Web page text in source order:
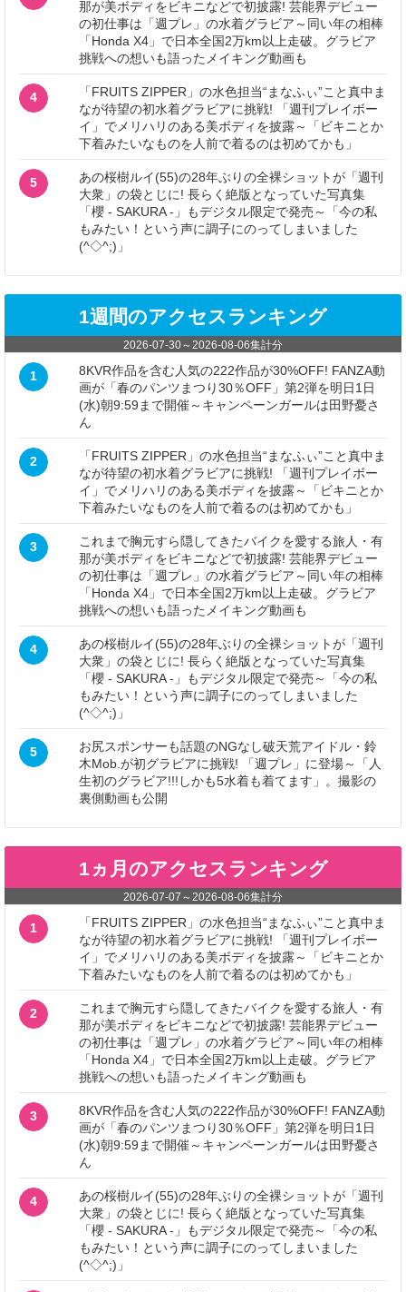
那が美ボディをビキニなどで初披露! 芸能界デビュー
の初仕事は「週プレ」の水着グラビア～同い年の相棒
「Honda X4」で日本全国2万km以上走破。グラビア
挑戦への想いも語ったメイキング動画も
4
「FRUITS ZIPPER」の水色担当“まなふぃ”こと真中ま
なが待望の初水着グラビアに挑戦! 「週刊プレイボー
イ」でメリハリのある美ボディを披露～「ビキニとか
下着みたいなものを人前で着るのは初めてかも」
5
あの桜樹ルイ(55)の28年ぶりの全裸ショットが「週刊
大衆」の袋とじに! 長らく絶版となっていた写真集
「櫻 - SAKURA -」もデジタル限定で発売～「今の私
もみたい！という声に調子にのってしまいました
(^◇^;)」
1週間のアクセスランキング
2026-07-30～2026-08-06集計分
1
8KVR作品を含む人気の222作品が30%OFF! FANZA動
画が「春のパンツまつり30％OFF」第2弾を明日1日
(水)朝9:59まで開催～キャンペーンガールは田野憂さ
ん
2
「FRUITS ZIPPER」の水色担当“まなふぃ”こと真中ま
なが待望の初水着グラビアに挑戦! 「週刊プレイボー
イ」でメリハリのある美ボディを披露～「ビキニとか
下着みたいなものを人前で着るのは初めてかも」
3
これまで胸元すら隠してきたバイクを愛する旅人・有
那が美ボディをビキニなどで初披露! 芸能界デビュー
の初仕事は「週プレ」の水着グラビア～同い年の相棒
「Honda X4」で日本全国2万km以上走破。グラビア
挑戦への想いも語ったメイキング動画も
4
あの桜樹ルイ(55)の28年ぶりの全裸ショットが「週刊
大衆」の袋とじに! 長らく絶版となっていた写真集
「櫻 - SAKURA -」もデジタル限定で発売～「今の私
もみたい！という声に調子にのってしまいました
(^◇^;)」
5
お尻スポンサーも話題のNGなし破天荒アイドル・鈴
木Mob.が初グラビアに挑戦! 「週プレ」に登場～「人
生初のグラビア!!!しかも5水着も着てます」。撮影の
裏側動画も公開
1ヵ月のアクセスランキング
2026-07-07 ～2026-08-06集計分
1
「FRUITS ZIPPER」の水色担当“まなふぃ”こと真中ま
なが待望の初水着グラビアに挑戦! 「週刊プレイボー
イ」でメリハリのある美ボディを披露～「ビキニとか
下着みたいなものを人前で着るのは初めてかも」
2
これまで胸元すら隠してきたバイクを愛する旅人・有
那が美ボディをビキニなどで初披露! 芸能界デビュー
の初仕事は「週プレ」の水着グラビア～同い年の相棒
「Honda X4」で日本全国2万km以上走破。グラビア
挑戦への想いも語ったメイキング動画も
3
8KVR作品を含む人気の222作品が30%OFF! FANZA動
画が「春のパンツまつり30％OFF」第2弾を明日1日
(水)朝9:59まで開催～キャンペーンガールは田野憂さ
ん
4
あの桜樹ルイ(55)の28年ぶりの全裸ショットが「週刊
大衆」の袋とじに! 長らく絶版となっていた写真集
「櫻 - SAKURA -」もデジタル限定で発売～「今の私
もみたい！という声に調子にのってしまいました
(^◇^;)」